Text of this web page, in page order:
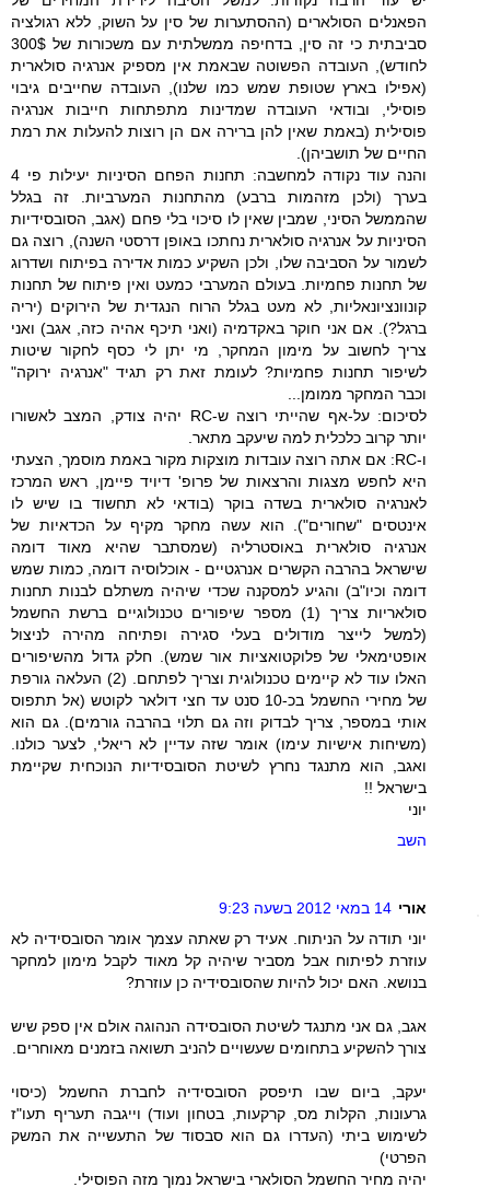
הפאנלים הסולארים (ההסתערות של סין על השוק, ללא רגולציה
סביבתית כי זה סין, בדחיפה ממשלתית עם משכורות של 300$
לחודש), העובדה הפשוטה שבאמת אין מספיק אנרגיה סולארית
(אפילו בארץ שטופת שמש כמו שלנו), העובדה שחייבים גיבוי
פוסילי, ובודאי העובדה שמדינות מתפתחות חייבות אנרגיה
פוסילית (באמת שאין להן ברירה אם הן רוצות להעלות את רמת
החיים של תושביהן).
והנה עוד נקודה למחשבה: תחנות הפחם הסיניות יעילות פי 4
בערך (ולכן מזהמות ברבע) מהתחנות המערביות. זה בגלל
שהממשל הסיני, שמבין שאין לו סיכוי בלי פחם (אגב, הסובסידיות
הסיניות על אנרגיה סולארית נחתכו באופן דרסטי השנה), רוצה גם
לשמור על הסביבה שלו, ולכן השקיע כמות אדירה בפיתוח ושדרוג
של תחנות פחמיות. בעולם המערבי כמעט ואין פיתוח של תחנות
קונוונציונאליות, לא מעט בגלל הרוח הנגדית של הירוקים (יריה
ברגל?). אם אני חוקר באקדמיה (ואני תיכף אהיה כזה, אגב) ואני
צריך לחשוב על מימון המחקר, מי יתן לי כסף לחקור שיטות
לשיפור תחנות פחמיות? לעומת זאת רק תגיד "אנרגיה ירוקה"
וכבר המחקר ממומן...
לסיכום: על-אף שהייתי רוצה ש-RC יהיה צודק, המצב לאשורו
יותר קרוב כלכלית למה שיעקב מתאר.
ו-RC: אם אתה רוצה עובדות מוצקות מקור באמת מוסמך, הצעתי
היא לחפש מצגות והרצאות של פרופ' דיויד פיימן, ראש המרכז
לאנרגיה סולארית בשדה בוקר (בודאי לא תחשוד בו שיש לו
אינטסים "שחורים"). הוא עשה מחקר מקיף על הכדאיות של
אנרגיה סולארית באוסטרליה (שמסתבר שהיא מאוד דומה
שישראל בהרבה הקשרים אנרגטיים - אוכלוסיה דומה, כמות שמש
דומה וכיו"ב) והגיע למסקנה שכדי שיהיה משתלם לבנות תחנות
סולאריות צריך (1) מספר שיפורים טכנולוגיים ברשת החשמל
(למשל לייצר מודולים בעלי סגירה ופתיחה מהירה לניצול
אופטימאלי של פלוקטואציות אור שמש). חלק גדול מהשיפורים
האלו עוד לא קיימים טכנולוגית וצריך לפתחם. (2) העלאה גורפת
של מחירי החשמל בכ-10 סנט עד חצי דולאר לקוטש (אל תתפוס
אותי במספר, צריך לבדוק וזה גם תלוי בהרבה גורמים). גם הוא
(משיחות אישיות עימו) אומר שזה עדיין לא ריאלי, לצער כולנו.
ואגב, הוא מתנגד נחרץ לשיטת הסובסידיות הנוכחית שקיימת
בישראל !!
יוני
השב
אורי 14 במאי 2012 בשעה 9:23
יוני תודה על הניתוח. אעיד רק שאתה עצמך אומר הסובסידיה לא
עוזרת לפיתוח אבל מסביר שיהיה קל מאוד לקבל מימון למחקר
בנושא. האם יכול להיות שהסובסידיה כן עוזרת?
אגב, גם אני מתנגד לשיטת הסובסידה הנהוגה אולם אין ספק שיש
צורך להשקיע בתחומים שעשויים להניב תשואה בזמנים מאוחרים.
יעקב, ביום שבו תיפסק הסובסידיה לחברת החשמל (כיסוי
גרעונות, הקלות מס, קרקעות, בטחון ועוד) וייגבה תעריף תעו"ז
לשימוש ביתי (העדרו גם הוא סבסוד של התעשייה את המשק
הפרטי)
יהיה מחיר החשמל הסולארי בישראל נמוך מזה הפוסילי.